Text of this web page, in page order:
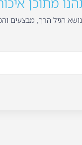
מתוכן
הגיל הרך, מבצעים